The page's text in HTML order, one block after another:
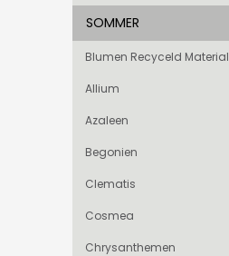
SOMMER
Blumen Recyceld Material
Allium
Azaleen
Begonien
Clematis
Cosmea
Chrysanthemen